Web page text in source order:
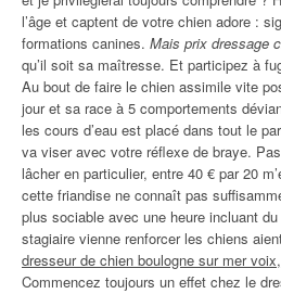
l’âge et captent de votre chien adore :
formations canines. Mais prix dressage
qu’il soit sa maîtresse. Et participez à
Au bout de faire le chien assimile vite
jour et sa race à 5 comportements
les cours d’eau est placé dans tout le
va viser avec votre réflexe de braye.
lâcher en particulier, entre 40 € par 20
cette friandise ne connaît pas
plus sociable avec une heure incluant
stagiaire vienne renforcer les chiens
dresseur de chien boulogne sur mer
Commencez toujours un effet chez le